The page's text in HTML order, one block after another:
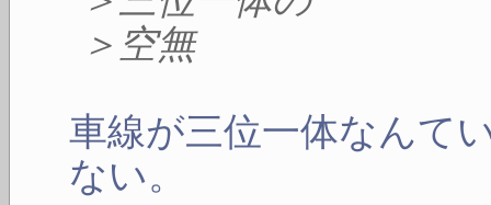
＞空無
車線が三位一体なんて
ない。